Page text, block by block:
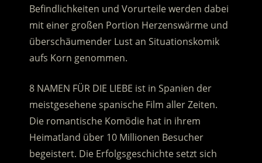
Befindlichkeiten und Vorurteile werden dabei
mit einer großen Portion Herzenswärme und
überschäumender Lust an Situationskomik
aufs Korn genommen.
8 NAMEN FÜR DIE LIEBE ist in Spanien der
meistgesehene spanische Film aller Zeiten.
Die romantische Komödie hat in ihrem
Heimatland über 10 Millionen Besucher
begeistert. Die Erfolgsgeschichte setzt sich